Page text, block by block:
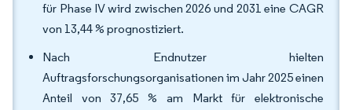
für Phase IV wird zwischen 2026 und 2031 eine CAGR
von 13,44 % prognostiziert.
Nach Endnutzer hielten
Auftragsforschungsorganisationen im Jahr 2025 einen
Anteil von 37,65 % am Markt für elektronische